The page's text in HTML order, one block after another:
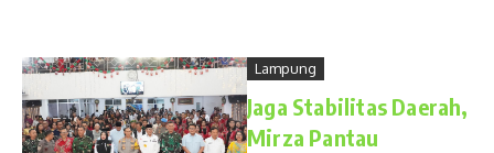
Lampung
Jaga Stabilitas Daerah,
Mirza Pantau